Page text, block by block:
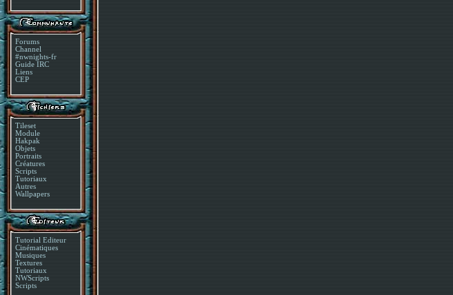
Forums
Channel
#nwnights-fr
Guide IRC
Liens
CEP
Tileset
Module
Hakpak
Objets
Portraits
Créatures
Scripts
Tutoriaux
Autres
Wallpapers
Tutorial Editeur
Cinématiques
Musiques
Textures
Tutoriaux
NWScripts
Scripts